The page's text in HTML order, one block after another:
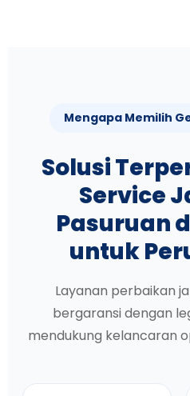
Mengapa Memilih
Solusi
Service
Pasuruan
untuk
Layanan perbaikan
bergaransi dengan
mendukung kelancaran